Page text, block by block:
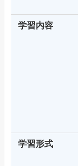
学習内容
学習形式